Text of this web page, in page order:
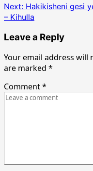
Next: Hakikisheni gesi
– Kihulla
Leave a Reply
Your email address will
are marked *
Comment*